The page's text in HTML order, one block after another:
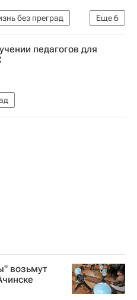
Еще6
без преград
Весь мир
Петросянпедагогов для
возьмут